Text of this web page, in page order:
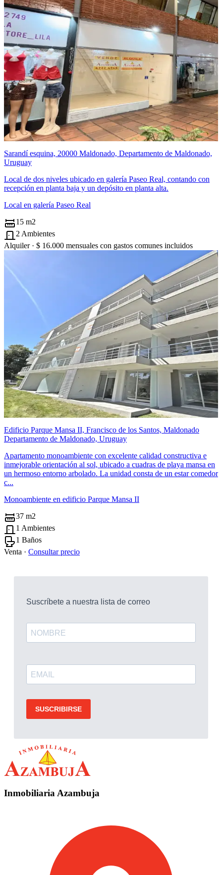
Sarandí esquina, 20000 Maldonado, Departamento de Maldonado,
Uruguay
Local de dos niveles ubicado en galería Paseo Real, contando con
recepción en planta baja y un depósito en planta alta.
Local en galería Paseo Real
15 m2
2 Ambientes
Alquiler · $ 16.000 mensuales con gastos comunes incluidos
Edificio Parque Mansa II, Francisco de los Santos, Maldonado
Departamento de Maldonado, Uruguay
Apartamento monoambiente con excelente calidad constructiva e
inmejorable orientación al sol, ubicado a cuadras de playa mansa en
un hermoso entorno arbolado. La unidad consta de un estar comedor
c...
Monoambiente en edificio Parque Mansa II
37 m2
1 Ambientes
1 Baños
Venta · Consultar precio
Inmobiliaria Azambuja